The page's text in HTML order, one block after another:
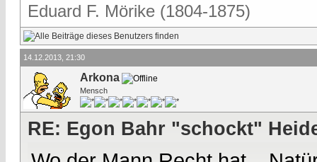
Eduard F. Mörike (1804-1875)
14.12.2013, 21:30
Arkona
Mensch
RE: Egon Bahr "schockt"